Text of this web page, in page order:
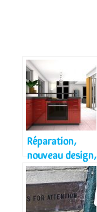
Réparation,
nouveau design,
personnalisatio
n de cuisine?